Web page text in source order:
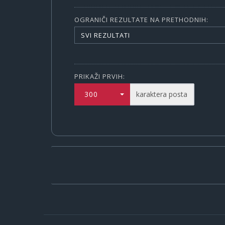
OGRANIČI REZULTATE NA PRETHODNIH:
SVI REZULTATI
PRIKAŽI PRVIH:
300 karaktera posta